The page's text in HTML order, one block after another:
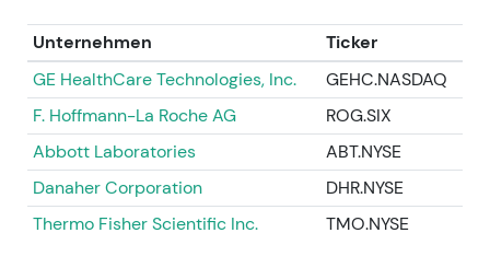
gemischteren Geschichte — die
Kernnachfrage im Medizintechnikbereich blieb
stabil, doch der COVID-Rückenwind ließ nach;
Anleger fokussierten sich zunehmend auf
organisches Wachstum, Margen und operative
Umsetzung.
Technik:Kursrückgang und Seitwärtsphase,
da der Umsatzeinbruch nach dem COVID-
Unternehmen
Ticker
GE HealthCare Technologies, Inc.
GEHC.NASDAQ
F. Hoffmann-La Roche AG
ROG.SIX
Abbott Laboratories
ABT.NYSE
Danaher Corporation
DHR.NYSE
Thermo Fisher Scientific Inc.
TMO.NYSE